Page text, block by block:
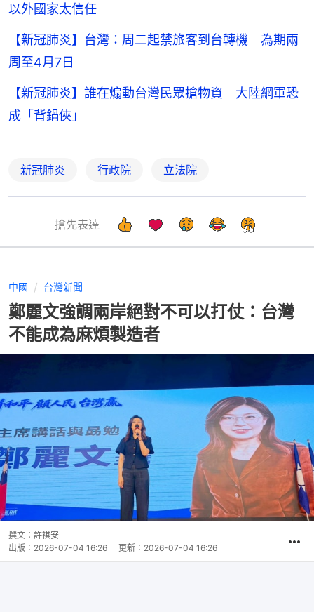
以外國家太信任
【新冠肺炎】台灣：周二起禁旅客到台轉機 為期兩
周至4月7日
【新冠肺炎】誰在煽動台灣民眾搶物資 大陸網軍恐
成「背鍋俠」
新冠肺炎 行政院 立法院
搶先表達
中國 台灣新聞
鄭麗文強調兩岸絕對不可以打仗：台灣
不能成為麻煩製造者
撰文： 許祺安
出版： 2026-07-04 16:26 更新： 2026-07-04 16:26